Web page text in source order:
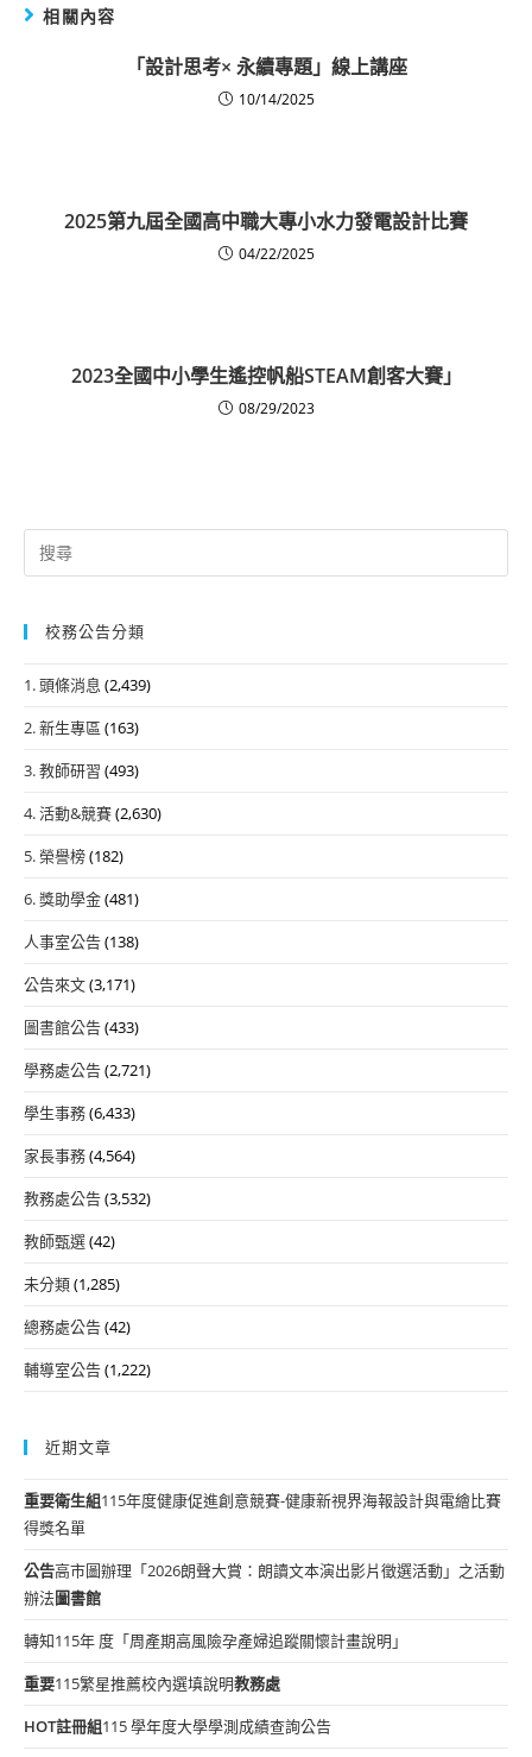
相關內容
「設計思考× 永續專題」線上講座
10/14/2025
2025第九屆全國高中職大專小水力發電設計比賽
04/22/2025
2023全國中小學生遙控帆船STEAM創客大賽」
08/29/2023
Search
for:
校務公告分類
1. 頭條消息 (2,439)
2. 新生專區 (163)
3. 教師研習 (493)
4. 活動&競賽(2,630)
5. 榮譽榜(182)
6. 獎助學金(481)
人事室公告(138)
公告來文(3,171)
圖書館公告(433)
學務處公告(2,721)
學生事務(6,433)
家長事務(4,564)
教務處公告(3,532)
教師甄選(42)
未分類(1,285)
總務處公告(42)
輔導室公告(1,222)
近期文章
重要衛生組115年度健康促進創意競賽-健康新視界海報設計與電繪比賽
得獎名單
公告高市圖辦理「2026朗聲大賞：朗讀文本演出影片徵選活動」之活動
辦法圖書館
轉知115年 度「周產期高風險孕產婦追蹤關懷計畫說明」
重要115繁星推薦校內選填說明教務處
HOT註冊組115 學年度大學學測成績查詢公告